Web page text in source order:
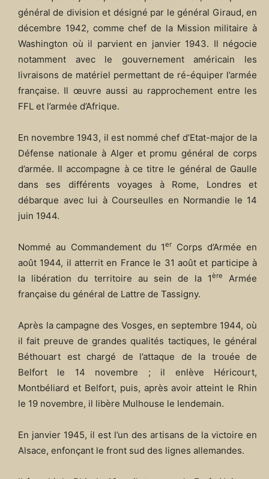
général de division et désigné par le général Giraud, en
décembre 1942, comme chef de la Mission militaire à
Washington où il parvient en janvier 1943. Il négocie
notamment avec le gouvernement américain les
livraisons de matériel permettant de ré-équiper l’armée
française. Il œuvre aussi au rapprochement entre les
FFL et l’armée d’Afrique.
En novembre 1943, il est nommé chef d’Etat-major de la
Défense nationale à Alger et promu général de corps
d’armée. Il accompagne à ce titre le général de Gaulle
dans ses différents voyages à Rome, Londres et
débarque avec lui à Courseulles en Normandie le 14
juin 1944.
Nommé au Commandement du 1er
Corps d’Armée en
août 1944, il atterrit en France le 31 août et participe à
la libération du territoire au sein de la 1ère
Armée
française du général de Lattre de Tassigny.
Après la campagne des Vosges, en septembre 1944, où
il fait preuve de grandes qualités tactiques, le général
Béthouart est chargé de l’attaque de la trouée de
Belfort le 14 novembre ; il enlève Héricourt,
Montbéliard et Belfort, puis, après avoir atteint le Rhin
le 19 novembre, il libère Mulhouse le lendemain.
En janvier 1945, il est l’un des artisans de la victoire en
Alsace, enfonçant le front sud des lignes allemandes.